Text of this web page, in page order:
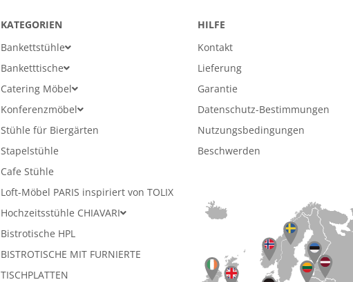
KATEGORIEN
Bankettstühle
Banketttische
Catering Möbel
Konferenzmöbel
Stühle für Biergärten
Stapelstühle
Cafe Stühle
Loft-Möbel PARIS inspiriert von TOLIX
Hochzeitsstühle CHIAVARI
Bistrotische HPL
BISTROTISCHE MIT FURNIERTE
TISCHPLATTEN
HILFE
Kontakt
Lieferung
Garantie
Datenschutz-Bestimmungen
Nutzungsbedingungen
Beschwerden